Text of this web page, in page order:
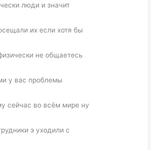
люди и значит
их если хотя бы
не общаетесь
у вас проблемы
сейчас во всём мире ну
э уходили с